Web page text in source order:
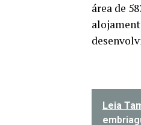
área de
Leia